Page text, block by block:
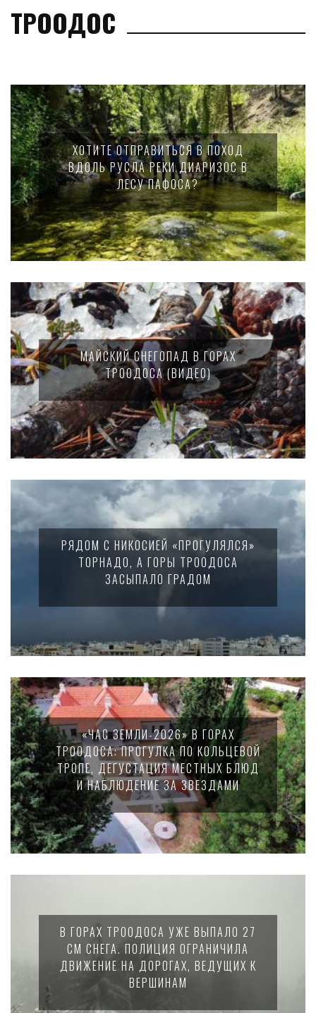
ТРООДОС
ХОТИТЕ ОТПРАВИТЬСЯ В ПОХОД
ВДОЛЬ РУСЛА РЕКИ ДИАРИЗОС В
ЛЕСУ ПАФОСА?
МАЙСКИЙ СНЕГОПАД В ГОРАХ
ТРООДОСА (ВИДЕО)
РЯДОМ С НИКОСИЕЙ «ПРОГУЛЯЛСЯ»
ТОРНАДО, А ГОРЫ ТРООДОСА
ЗАСЫПАЛО ГРАДОМ
«ЧАС ЗЕМЛИ-2026» В ГОРАХ
ТРООДОСА: ПРОГУЛКА ПО КОЛЬЦЕВОЙ
ТРОПЕ, ДЕГУСТАЦИЯ МЕСТНЫХ БЛЮД
И НАБЛЮДЕНИЕ ЗА ЗВЕЗДАМИ
В ГОРАХ ТРООДОСА УЖЕ ВЫПАЛО 27
СМ СНЕГА. ПОЛИЦИЯ ОГРАНИЧИЛА
ДВИЖЕНИЕ НА ДОРОГАХ, ВЕДУЩИХ К
ВЕРШИНАМ